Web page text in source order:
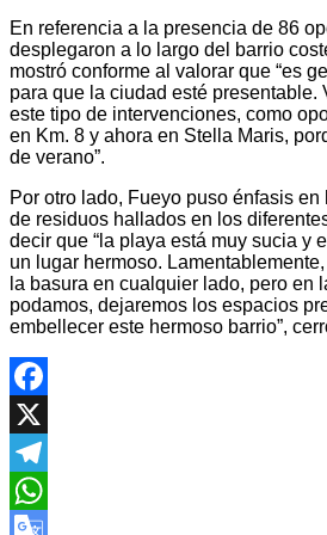
En referencia a la presencia de 86
desplegaron a lo largo del barrio
mostró conforme al valorar que “es
para que la ciudad esté presentable.
este tipo de intervenciones, como
en Km. 8 y ahora en Stella Maris,
de verano”.
Por otro lado, Fueyo puso énfasis en
de residuos hallados en los
decir que “la playa está muy sucia y
un lugar hermoso.
la basura en cualquier lado, pero en
podamos, dejaremos los espacios
embellecer este hermoso barrio”,
Facebook
X
Telegram
WhatsApp